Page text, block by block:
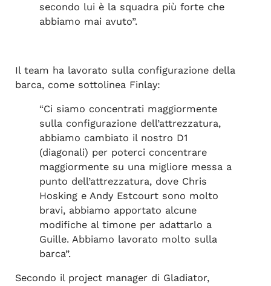
secondo lui è la squadra più forte che
abbiamo mai avuto”.
Il team ha lavorato sulla configurazione della
barca, come sottolinea Finlay:
“Ci siamo concentrati maggiormente
sulla configurazione dell’attrezzatura,
abbiamo cambiato il nostro D1
(diagonali) per poterci concentrare
maggiormente su una migliore messa a
punto dell’attrezzatura, dove Chris
Hosking e Andy Estcourt sono molto
bravi, abbiamo apportato alcune
modifiche al timone per adattarlo a
Guille. Abbiamo lavorato molto sulla
barca”.
Secondo il project manager di Gladiator,